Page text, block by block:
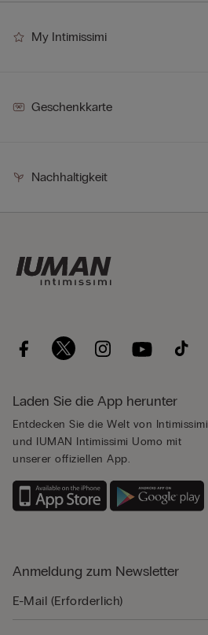
My Intimissimi
Geschenkkarte
Nachhaltigkeit
Laden Sie die App herunter
Entdecken Sie die Welt von Intimissimi
und IUMAN Intimissimi Uomo mit
unserer offiziellen App.
Anmeldung zum Newsletter